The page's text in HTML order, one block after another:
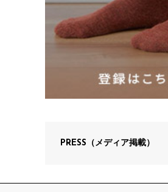
PRESS（メディア掲載）